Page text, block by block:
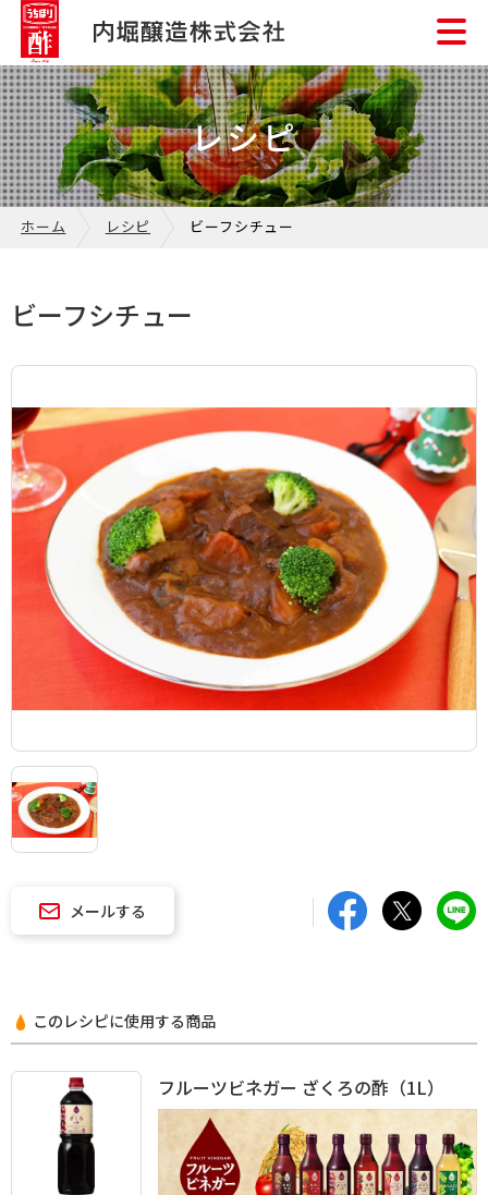
レシピ
ホーム レシピ ビーフシチュー
ビーフシチュー
メールする
このレシピに使用する商品
フルーツビネガー ざくろの酢（1L）